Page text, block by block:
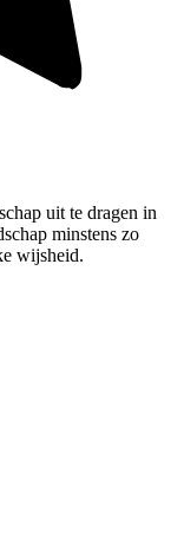
uit te dragen in
minstens zo
wijsheid.